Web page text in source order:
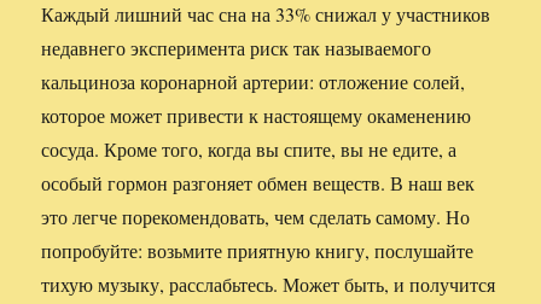
Каждый лишний час сна на 33% снижал у участников
недавнего эксперимента риск так называемого
кальциноза коронарной артерии: отложение солей,
которое может привести к настоящему окаменению
сосуда. Кроме того, когда вы спите, вы не едите, а
особый гормон разгоняет обмен веществ. В наш век
это легче порекомендовать, чем сделать самому. Но
попробуйте: возьмите приятную книгу, послушайте
тихую музыку, расслабьтесь. Может быть, и получится